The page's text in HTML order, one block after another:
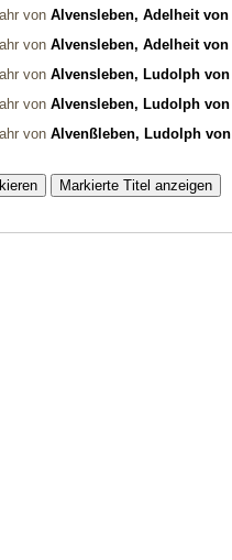
von Alvensleben, Adelheit von
von Alvensleben, Adelheit von
von Alvensleben, Ludolph von
von Alvensleben, Ludolph von
von Alvenßleben, Ludolph von